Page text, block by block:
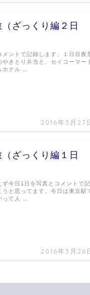
ざっくり編２日
2016年3月27
ントで記録します。１日目夜
きとり弁当と、セイコーマー
ホテル …
ざっくり編１日
2016年3月26
今日1日を写真とコメントで記
と思ってます。今日は東京駅
って人 …